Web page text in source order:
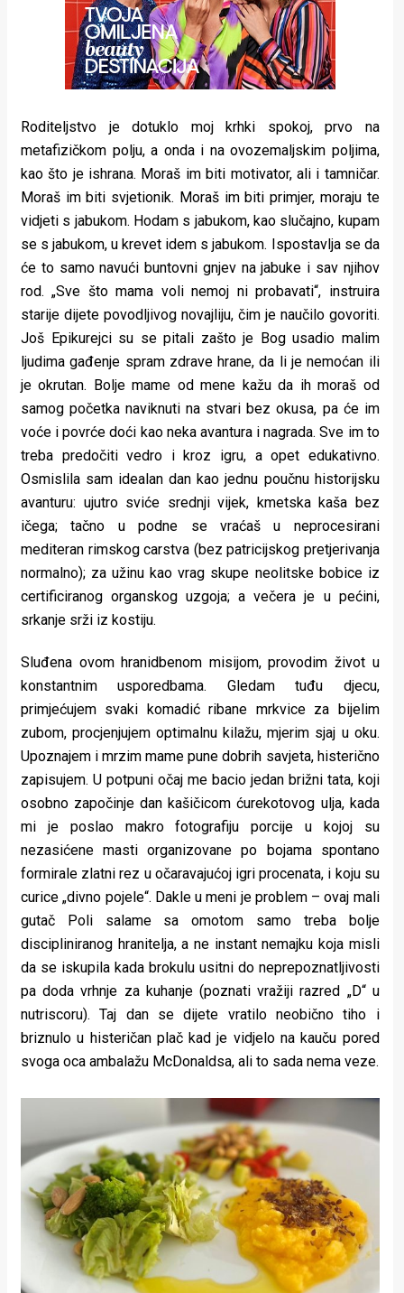
Roditeljstvo je dotuklo moj krhki spokoj, prvo na
metafizičkom polju, a onda i na ovozemaljskim poljima,
kao što je ishrana. Moraš im biti motivator, ali i tamničar.
Moraš im biti svjetionik. Moraš im biti primjer, moraju te
vidjeti s jabukom. Hodam s jabukom, kao slučajno, kupam
se s jabukom, u krevet idem s jabukom. Ispostavlja se da
će to samo navući buntovni gnjev na jabuke i sav njihov
rod. „Sve što mama voli nemoj ni probavati“, instruira
starije dijete povodljivog novajliju, čim je naučilo govoriti.
Još Epikurejci su se pitali zašto je Bog usadio malim
ljudima gađenje spram zdrave hrane, da li je nemoćan ili
je okrutan. Bolje mame od mene kažu da ih moraš od
samog početka naviknuti na stvari bez okusa, pa će im
voće i povrće doći kao neka avantura i nagrada. Sve im to
treba predočiti vedro i kroz igru, a opet edukativno.
Osmislila sam idealan dan kao jednu poučnu historijsku
avanturu: ujutro sviće srednji vijek, kmetska kaša bez
ičega; tačno u podne se vraćaš u neprocesirani
mediteran rimskog carstva (bez patricijskog pretjerivanja
normalno); za užinu kao vrag skupe neolitske bobice iz
certificiranog organskog uzgoja; a večera je u pećini,
srkanje srži iz kostiju.
Sluđena ovom hranidbenom misijom, provodim život u
konstantnim usporedbama. Gledam tuđu djecu,
primjećujem svaki komadić ribane mrkvice za bijelim
zubom, procjenjujem optimalnu kilažu, mjerim sjaj u oku.
Upoznajem i mrzim mame pune dobrih savjeta, histerično
zapisujem. U potpuni očaj me bacio jedan brižni tata, koji
osobno započinje dan kašičicom ćurekotovog ulja, kada
mi je poslao makro fotografiju porcije u kojoj su
nezasićene masti organizovane po bojama spontano
formirale zlatni rez u očaravajućoj igri procenata, i koju su
curice „divno pojele“. Dakle u meni je problem – ovaj mali
gutač Poli salame sa omotom samo treba bolje
discipliniranog hranitelja, a ne instant nemajku koja misli
da se iskupila kada brokulu usitni do neprepoznatljivosti
pa doda vrhnje za kuhanje (poznati vražiji razred „D“ u
nutriscoru). Taj dan se dijete vratilo neobično tiho i
briznulo u histeričan plač kad je vidjelo na kauču pored
svoga oca ambalažu McDonaldsa, ali to sada nema veze.